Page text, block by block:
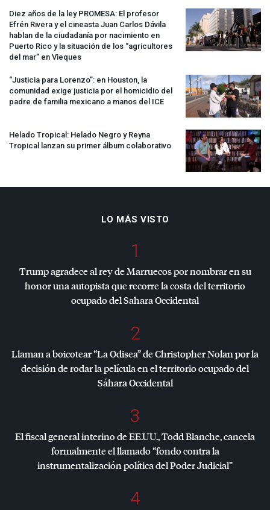
Diez años de la ley PROMESA: El profesor
Efrén Rivera y el cineasta Juan Carlos Dávila
hablan de la ciudadanía por nacimiento en
Puerto Rico y la situación de los “agricultores
del mar” en Vieques
“Justicia para Lorenzo”: en Houston, la
comunidad exige justicia por el homicidio del
padre de familia mexicano a manos del ICE
Helado Tropical: Helado Negro y Reyna
Tropical lanzan su primer álbum colaborativo
LO MÁS VISTO
1
Trump agradece al rey de Marruecos por nombrar en su
honor una autopista que recorre la costa del territorio
ocupado del Sahara Occidental
2
Llaman a boicotear “La Odisea” de Christopher Nolan por la
decisión de rodar la película en el territorio ocupado del
Sáhara Occidental
3
El fiscal general interino de EE.UU., Todd Blanche, cancela
formalmente el llamado “fondo contra la
instrumentalización política del Poder Judicial”
4